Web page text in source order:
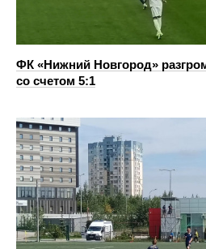
ФК «Нижний Новгород»
со счетом 5:1